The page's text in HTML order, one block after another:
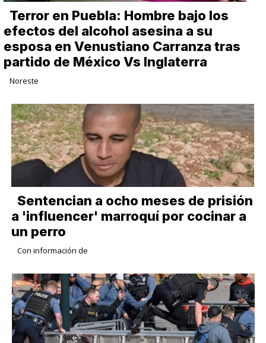
Terror en Puebla: Hombre bajo los
efectos del alcohol asesina a su
esposa en Venustiano Carranza tras
partido de México Vs Inglaterra
Noreste
Sentencian a ocho meses de prisión
a 'influencer' marroquí por cocinar a
un perro
Con información de